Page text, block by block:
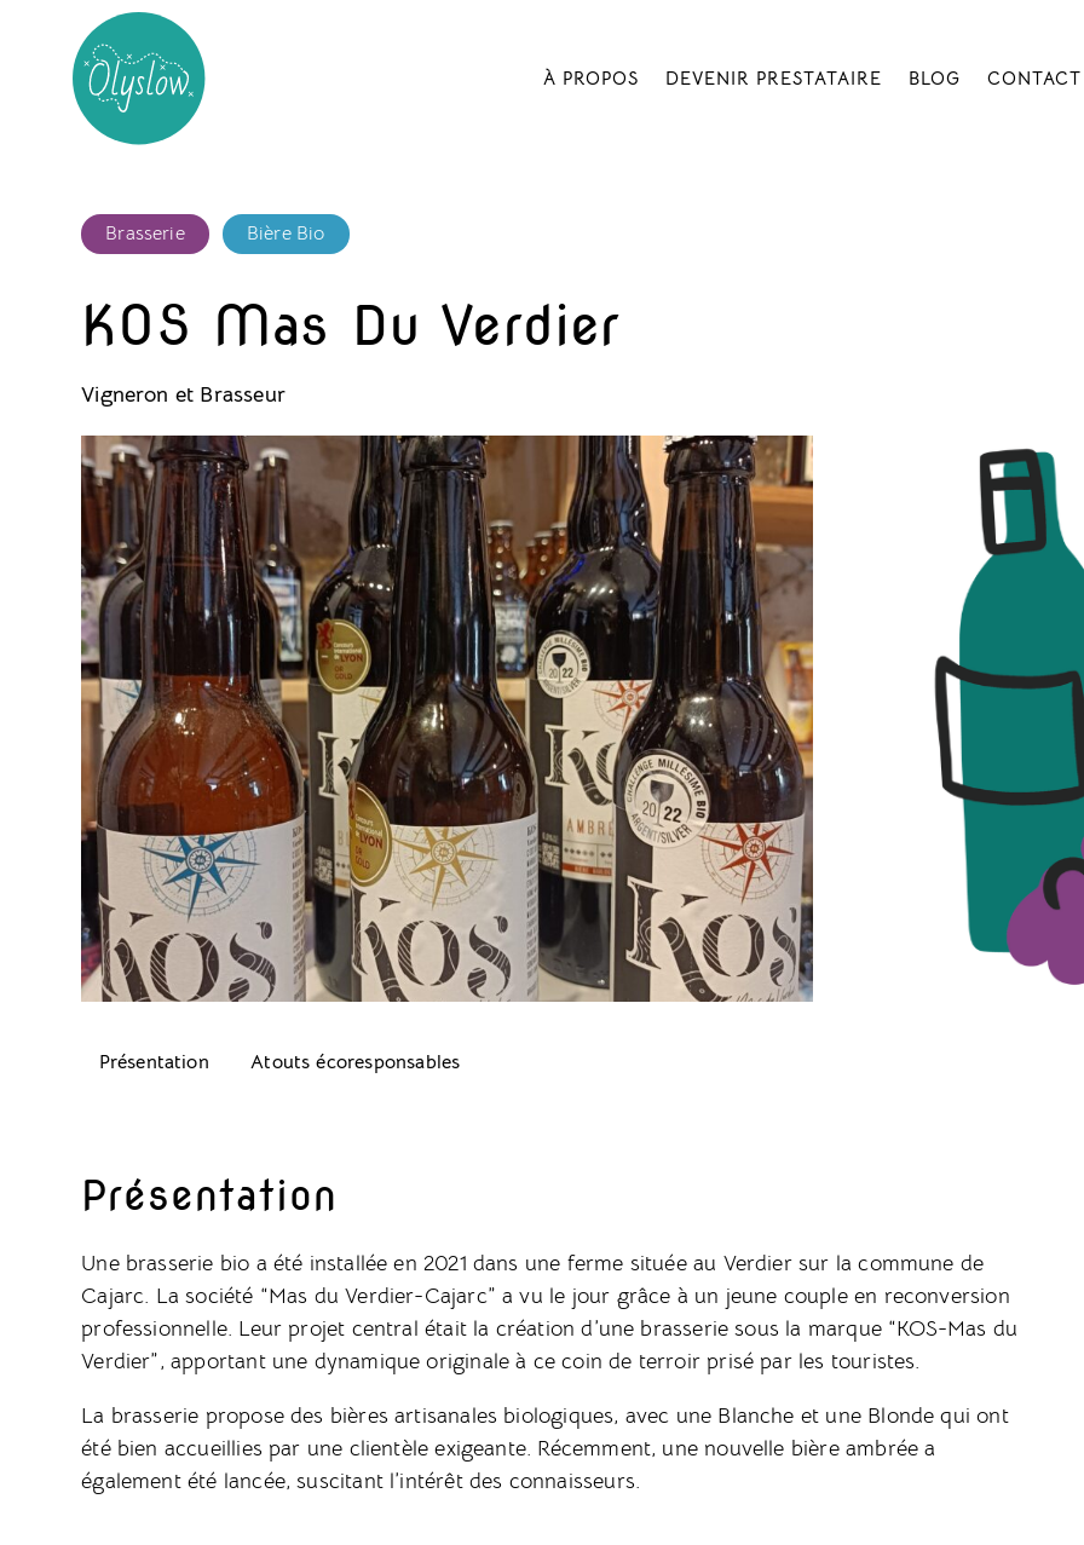
À PROPOS DEVENIR PRESTATAIRE BLOG CONTACT
Brasserie Bière Bio
KOS Mas Du Verdier
Vigneron et Brasseur
Présentation Atouts écoresponsables
Présentation
Une brasserie bio a été installée en 2021 dans une ferme située au Verdier sur la commune de
Cajarc. La société “Mas du Verdier-Cajarc” a vu le jour grâce à un jeune couple en reconversion
professionnelle. Leur projet central était la création d’une brasserie sous la marque “KOS-Mas du
Verdier”, apportant une dynamique originale à ce coin de terroir prisé par les touristes.
La brasserie propose des bières artisanales biologiques, avec une Blanche et une Blonde qui ont
été bien accueillies par une clientèle exigeante. Récemment, une nouvelle bière ambrée a
également été lancée, suscitant l’intérêt des connaisseurs.